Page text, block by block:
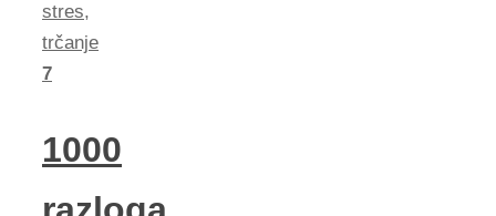
stres,
trčanje
7
1000